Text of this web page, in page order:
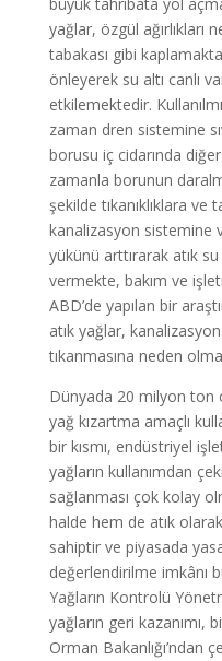
yağlar, özgül ağırlıkları
tabakası gibi
önleyerek su altı canlı
etkilemektedir.
zaman dren sistemine
borusu iç cidarında diğer
zamanla borunun
şekilde tıkanıklıklara
kanalizasyon sistemine
yükünü arttırarak atık
vermekte, bakım ve
ABD’de yapılan bir
atık yağlar,
tıkanmasına neden
Dünyada 20 milyon ton
yağ kızartma amaçlı
bir kısmı, endüstriyel
yağların kullanımdan
sağlanması çok kolay
halde hem de atık
sahiptir ve piyasada
değerlendirilme imkânı
Yağların Kontrolü
yağların geri kazanımı,
Orman Bakanlığı’ndan